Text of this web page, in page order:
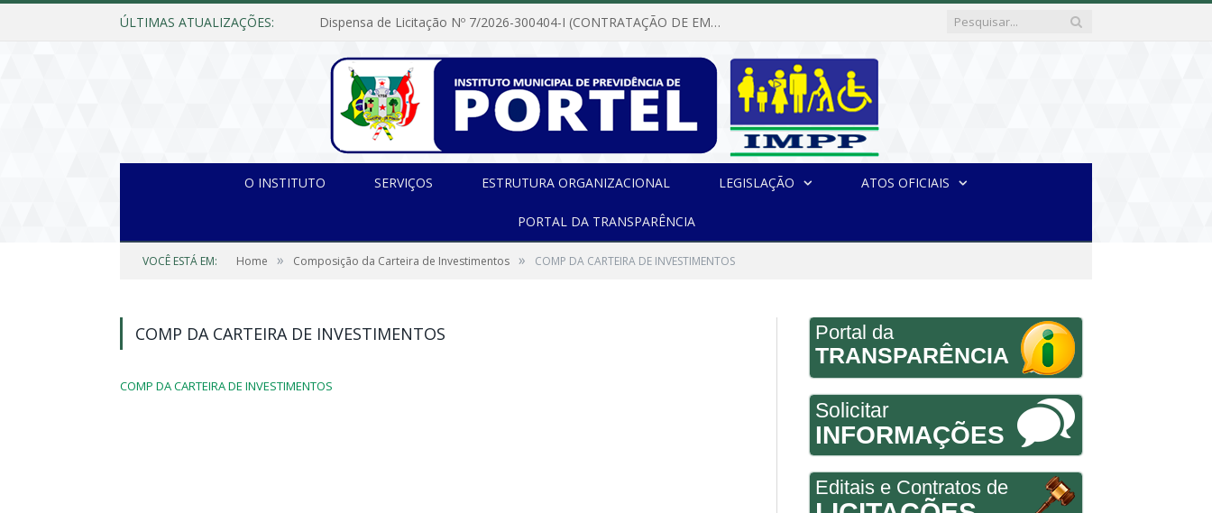
ÚLTIMAS ATUALIZAÇÕES: Dispensa de Licitação Nº 7/2026-300404-I (CONTRATAÇÃO DE EMPRESA PARA MANUTENÇÃO E REPARAÇÃO DE APARELHOS DE AR CONDICIONADO, EM ATENDIMENTO ÀS NECESSIDADES DO INSTITUTO DE PREVIDÊNCIA MUNICIPAL DE PORTEL/PA)
O INSTITUTO SERVIÇOS ESTRUTURA ORGANIZACIONAL LEGISLAÇÃO ATOS OFICIAIS
PORTAL DA TRANSPARÊNCIA
VOCÊ ESTÁ EM: Home » Composição da Carteira de Investimentos » COMP DA CARTEIRA DE INVESTIMENTOS
COMP DA CARTEIRA DE INVESTIMENTOS
COMP DA CARTEIRA DE INVESTIMENTOS
Portal da
TRANSPARÊNCIA
Solicitar
INFORMAÇÕES
Editais e Contratos de